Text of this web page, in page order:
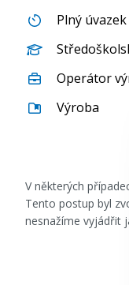
Plný úvazek
Operátor
Výroba
V některých
Tento postup byl
nesnažíme vyjádřit